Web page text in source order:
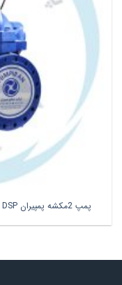
پمپ 2مکشه پمپیران DSP